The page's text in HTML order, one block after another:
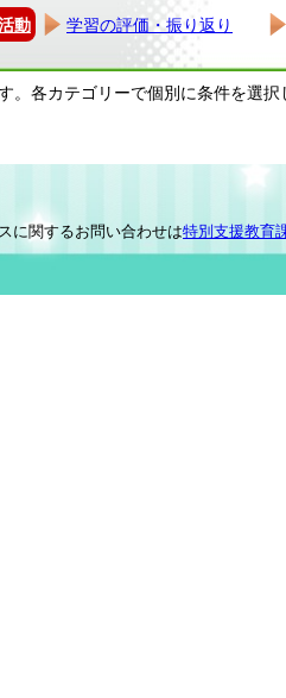
動 学習の評価・振り返り
。各カテゴリーで個別に条件を選択
に関するお問い合わせは特別支援教育